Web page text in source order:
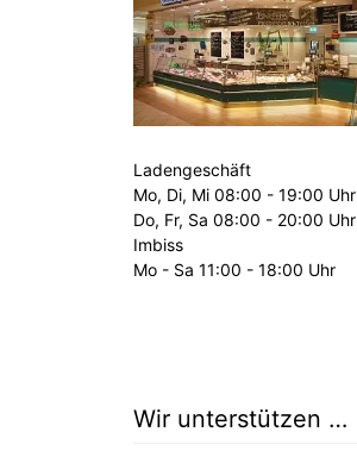
Ladengeschäft
Mo, Di, Mi 08:00 - 19:00 Uhr
Do, Fr, Sa 08:00 - 20:00 Uhr
Imbiss
Mo - Sa 11:00 - 18:00 Uhr
Wir unterstützen …